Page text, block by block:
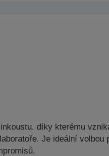
díky kterému
Je ideální volbou